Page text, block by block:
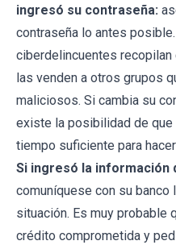
ingresó su contraseña:
contraseña lo antes
ciberdelincuentes
las venden a otros grupos
maliciosos. Si cambia su
existe la posibilidad de
tiempo suficiente para
Si ingresó la información
comuníquese con su
situación. Es muy probable
crédito comprometida y